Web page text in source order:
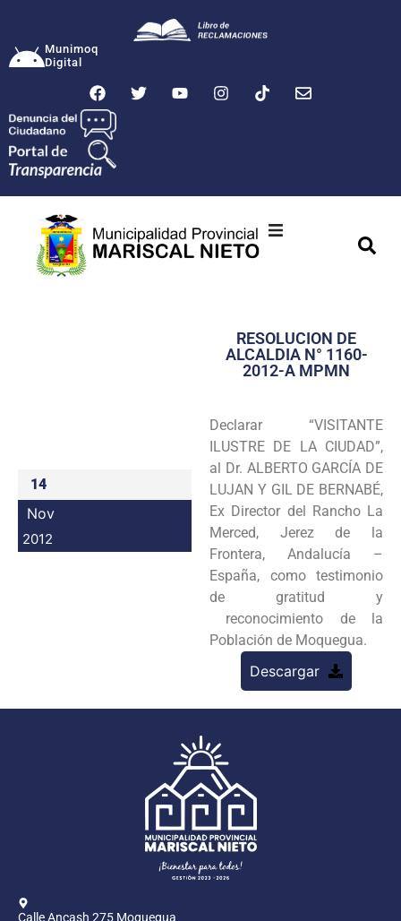
Munimoq
Digital
Transparencia
Programas
Intranet
14
Nov
2012
RESOLUCION DE
ALCALDIA N° 1160-
2012-A MPMN
Declarar “VISITANTE
ILUSTRE DE LA CIUDAD”,
al Dr. ALBERTO GARCÍA DE
LUJAN Y GIL DE BERNABÉ,
Ex Director del Rancho La
Merced, Jerez de la
Frontera, Andalucía –
España, como testimonio
de gratitud y
reconocimiento de la
Población de Moquegua.
Descargar
Calle Ancash 275 Moquegua